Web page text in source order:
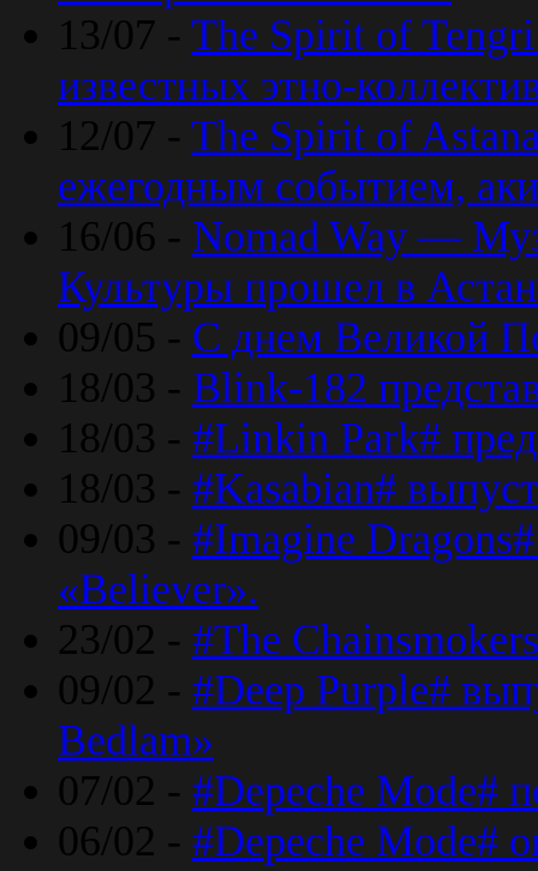
13/07 - The Spirit of Tengri
известных этно-
12/07 - The Spirit of
ежегодным событием,
16/06 - Nomad Way —
Культуры прошел в
09/05 - С днем Великой
18/03 - Blink-182
18/03 - #Linkin Park#
18/03 - #Kasabian#
09/03 - #Imagine
«Believer».
23/02 - #The
09/02 - #Deep Purple#
Bedlam»
07/02 - #Depeche Mode#
06/02 - #Depeche Mode#